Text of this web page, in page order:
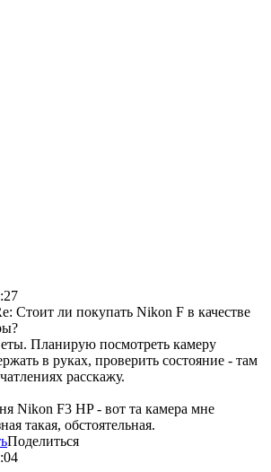
Стоит ли покупать Nikon F в качестве
Планирую посмотреть камеру
в руках, проверить состояние - там
расскажу.
Nikon F3 HP - вот та камера мне
такая, обстоятельная.
Поделиться